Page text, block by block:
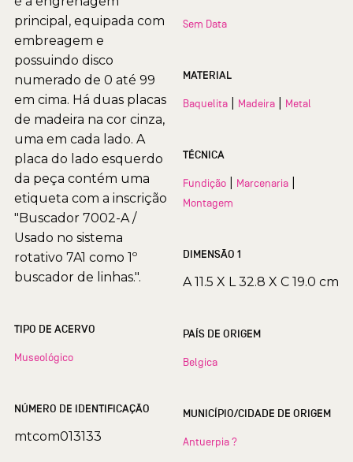
principal, equipada com
embreagem e
possuindo disco
numerado de 0 até 99
em cima. Há duas placas
de madeira na cor cinza,
uma em cada lado. A
placa do lado esquerdo
da peça contém uma
etiqueta com a inscrição
"Buscador 7002-A /
Usado no sistema
rotativo 7A1 como 1º
buscador de linhas.".
TIPO DE ACERVO
Museológico
NÚMERO DE IDENTIFICAÇÃO
mtcom013133
Sem Data
MATERIAL
Baquelita Madeira Metal
TÉCNICA
Fundição Marcenaria
Montagem
DIMENSÃO 1
A 11.5 X L 32.8 X C 19.0 cm
PAÍS DE ORIGEM
Belgica
MUNICÍPIO/CIDADE DE ORIGEM
Antuerpia ?